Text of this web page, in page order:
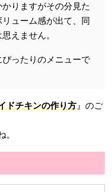
りますがその分見た
ューム感が出て、同
えません。
ったりのメニューで
ドチキンの作り方 』のご